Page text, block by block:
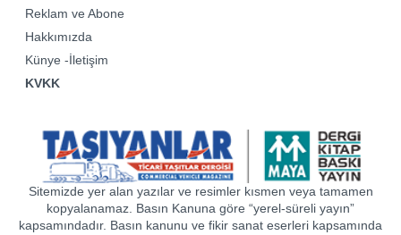
Reklam ve Abone
Hakkımızda
Künye -İletişim
KVKK
Sitemizde yer alan yazılar ve resimler kısmen veya tamamen
kopyalanamaz. Basın Kanuna göre “yerel-süreli yayın”
kapsamındadır. Basın kanunu ve fikir sanat eserleri kapsamında